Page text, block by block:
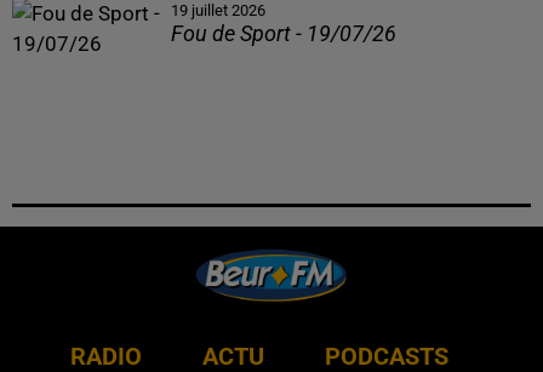
19 juillet 2026
Fou de Sport - 19/07/26
RADIO ACTU PODCASTS